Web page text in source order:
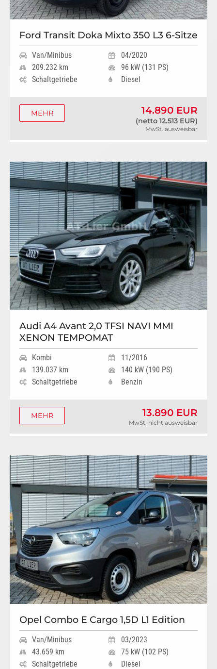
Ford Transit Doka Mixto 350 L3 6-Sitze
Van/Minibus
04/2020
209.232 km
96 kW (131 PS)
Schaltgetriebe
Diesel
14.890 EUR
(netto 12.513 EUR)
MwSt. ausweisbar
MEHR
Audi A4 Avant 2,0 TFSI NAVI MMI
XENON TEMPOMAT
Kombi
11/2016
139.037 km
140 kW (190 PS)
Schaltgetriebe
Benzin
13.890 EUR
MwSt. nicht ausweisbar
MEHR
Opel Combo E Cargo 1,5D L1 Edition
Van/Minibus
03/2023
43.659 km
75 kW (102 PS)
Schaltgetriebe
Diesel